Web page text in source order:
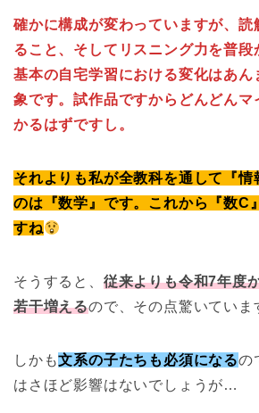
確かに構成が変わっていますが、読
ること、そしてリスニング力を普段
基本の自宅学習における変化はあん
象です。試作品ですからどんどんマ
かるはずですし。
それよりも私が全教科を通して『情
のは『数学』です。これから『数C
すね
そうすると、 従来よりも令和7年度
若干増えるので、その点驚いていま
しかも文系の子たちも必須になるの
はさほど影響はないでしょうが…